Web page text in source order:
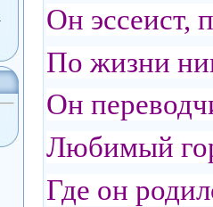
Он эссеист,
По жизни
Он
Любимый
Где он